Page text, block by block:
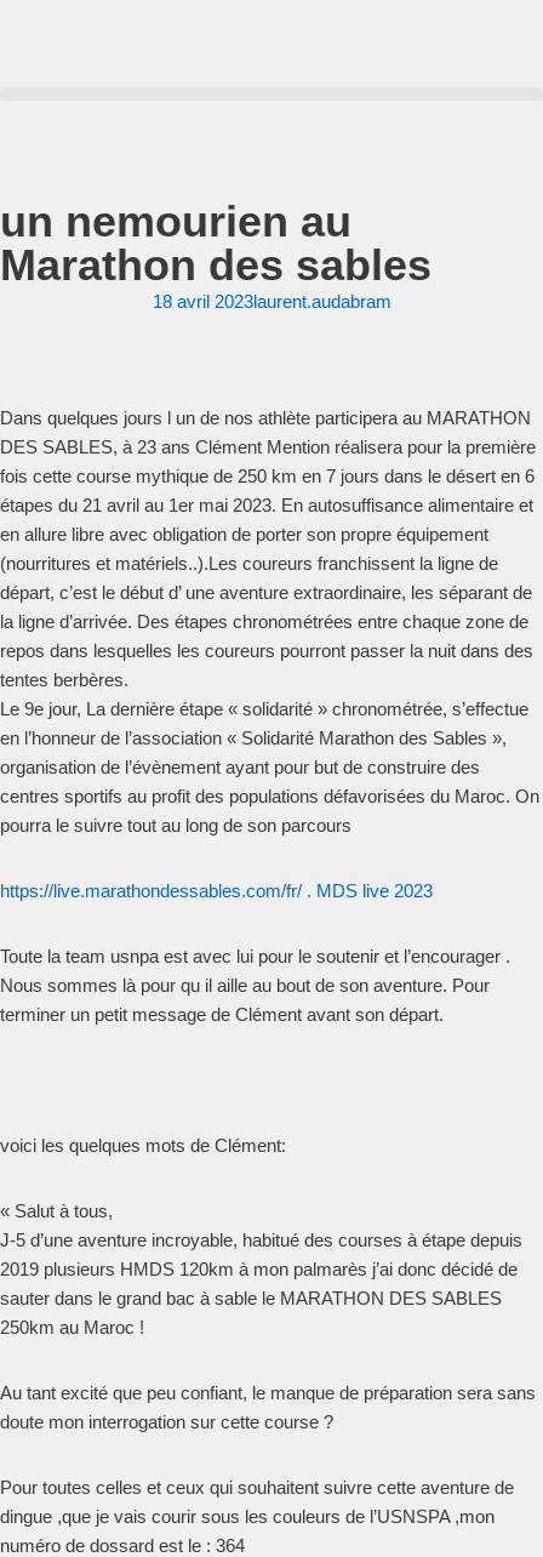
un nemourien au
Marathon des sables
18 avril 2023laurent.audabram
Dans quelques jours l un de nos athlète participera au MARATHON
DES SABLES, à 23 ans Clément Mention réalisera pour la première
fois cette course mythique de 250 km en 7 jours dans le désert en 6
étapes du 21 avril au 1er mai 2023. En autosuffisance alimentaire et
en allure libre avec obligation de porter son propre équipement
(nourritures et matériels..).Les coureurs franchissent la ligne de
départ, c’est le début d’ une aventure extraordinaire, les séparant de
la ligne d’arrivée. Des étapes chronométrées entre chaque zone de
repos dans lesquelles les coureurs pourront passer la nuit dans des
tentes berbères.
Le 9e jour, La dernière étape « solidarité » chronométrée, s’effectue
en l’honneur de l’association « Solidarité Marathon des Sables »,
organisation de l’évènement ayant pour but de construire des
centres sportifs au profit des populations défavorisées du Maroc. On
pourra le suivre tout au long de son parcours
https://live.marathondessables.com/fr/ . MDS live 2023
Toute la team usnpa est avec lui pour le soutenir et l’encourager .
Nous sommes là pour qu il aille au bout de son aventure. Pour
terminer un petit message de Clément avant son départ.
voici les quelques mots de Clément:
« Salut à tous,
J-5 d’une aventure incroyable, habitué des courses à étape depuis
2019 plusieurs HMDS 120km à mon palmarès j’ai donc décidé de
sauter dans le grand bac à sable le MARATHON DES SABLES
250km au Maroc !
Au tant excité que peu confiant, le manque de préparation sera sans
doute mon interrogation sur cette course ?
Pour toutes celles et ceux qui souhaitent suivre cette aventure de
dingue ,que je vais courir sous les couleurs de l’USNSPA ,mon
numéro de dossard est le : 364